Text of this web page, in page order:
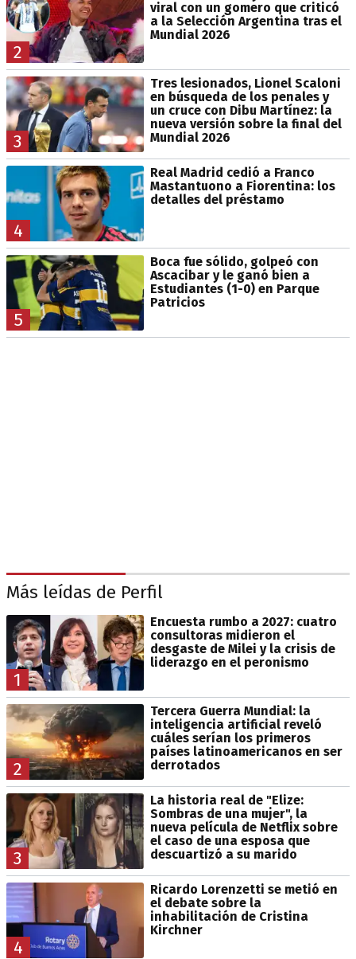
2
viral con un gomero que criticó
a la Selección Argentina tras el
Mundial 2026
3
Tres lesionados, Lionel Scaloni
en búsqueda de los penales y
un cruce con Dibu Martínez: la
nueva versión sobre la final del
Mundial 2026
4
Real Madrid cedió a Franco
Mastantuono a Fiorentina: los
detalles del préstamo
5
Boca fue sólido, golpeó con
Ascacibar y le ganó bien a
Estudiantes (1-0) en Parque
Patricios
Más leídas de Perfil
1
Encuesta rumbo a 2027: cuatro
consultoras midieron el
desgaste de Milei y la crisis de
liderazgo en el peronismo
2
Tercera Guerra Mundial: la
inteligencia artificial reveló
cuáles serían los primeros
países latinoamericanos en ser
derrotados
3
La historia real de "Elize:
Sombras de una mujer", la
nueva película de Netflix sobre
el caso de una esposa que
descuartizó a su marido
4
Ricardo Lorenzetti se metió en
el debate sobre la
inhabilitación de Cristina
Kirchner